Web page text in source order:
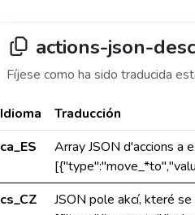
actions-json-desc
Fíjese como ha sido traducida
Idioma Traducción
ca_ES
Array JSON d'accions a
cs_CZ
JSON pole akcí, které